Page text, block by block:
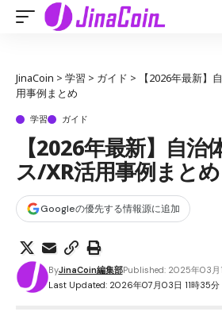
JinaCoin > 学習 > ガイド >
【2026年最新】
用事例まとめ
学習 ガイド
【2026年最新】自治
ス/XR活用事例まとめ
Googleの優先する情報源に追加
Last Updated: 2026年07月03日 11時35分
ByJinaCoin編集部Published: 2025年03月